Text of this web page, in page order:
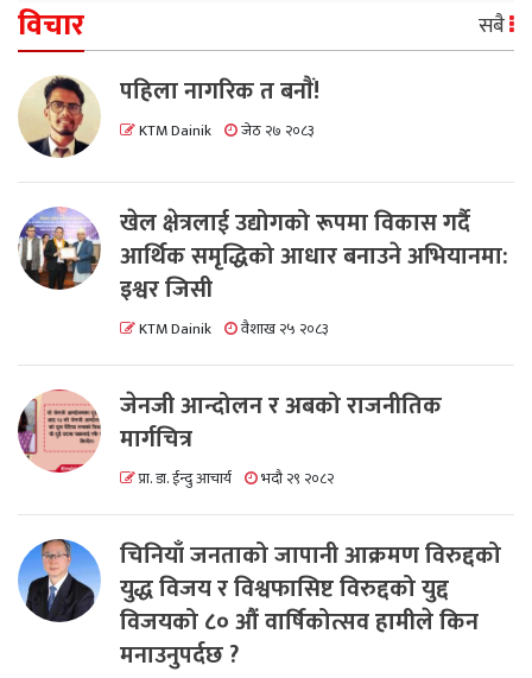
विचार सबै
पहिला नागरिक त बनाैं!
KTM Dainik जेठ २७ २०८३
खेल क्षेत्रलाई उद्योगको रूपमा विकास गर्दै
आर्थिक समृद्धिको आधार बनाउने अभियानमा:
इश्वर जिसी
KTM Dainik वैशाख २५ २०८३
जेनजी आन्दोलन र अबको राजनीतिक
मार्गचित्र
प्रा. डा. ईन्दु आचार्य भदौ २९ २०८२
चिनियाँ जनताको जापानी आक्रमण विरुद्दको
युद्ध विजय र विश्वफासिष्ट विरुद्दको युद्द
विजयको ८० औं वार्षिकोत्सव हामीले किन
मनाउनुपर्दछ ?